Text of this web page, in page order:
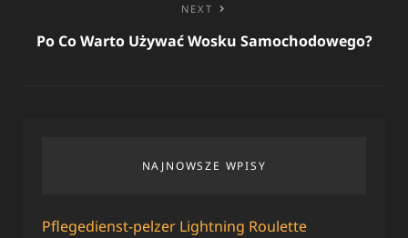
NEXT
Po Co Warto Używać Wosku Samochodowego?
NAJNOWSZE WPISY
Pflegedienst-pelzer Lightning Roulette